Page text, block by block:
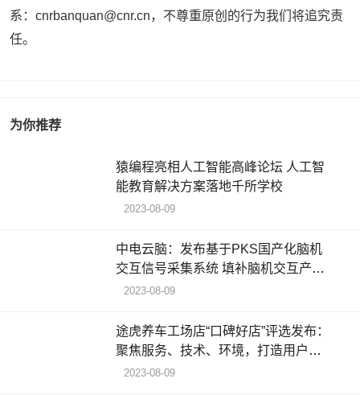
系：cnrbanquan@cnr.cn，不尊重原创的行为我们将追究责
任。
为你推荐
猿编程亮相人工智能高峰论坛 人工智
能教育解决方案落地千所学校
2023-08-09
中电云脑：发布基于PKS国产化脑机
交互信号采集系统 填补脑机交互产业
链空白
2023-08-09
途虎养车工场店“口碑好店”评选发布：
聚焦服务、技术、环境，打造用户满
意工场店
2023-08-09